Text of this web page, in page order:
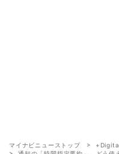
マイナビニューストップ